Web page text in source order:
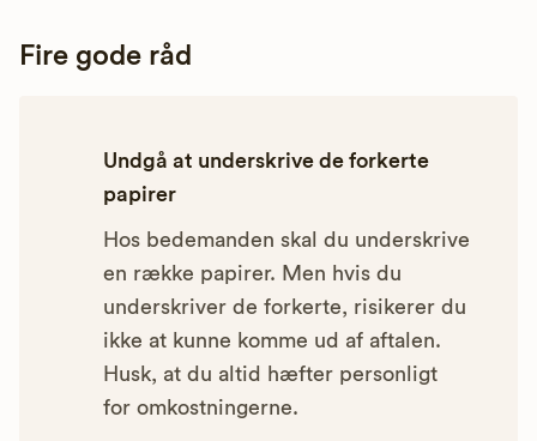
Fire gode råd
Undgå at underskrive de forkerte
papirer
Hos bedemanden skal du underskrive
en række papirer. Men hvis du
underskriver de forkerte, risikerer du
ikke at kunne komme ud af aftalen.
Husk, at du altid hæfter personligt
for omkostningerne.